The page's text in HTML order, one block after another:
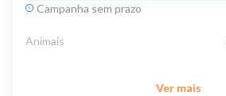
Campanha sem prazo
Animais
Ver mais